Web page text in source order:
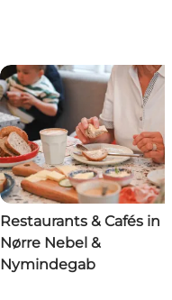
Restaurants & Cafés in
Nørre Nebel &
Nymindegab